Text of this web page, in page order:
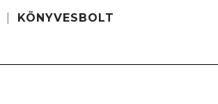
KÖNYVESBOLT